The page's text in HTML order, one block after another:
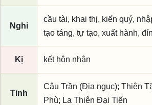
Nghi
cầu tài, khai thị, kiến quý,
tạo táng, tự tạo, xuất hành,
Kị kết hôn nhân
Tinh
Câu Trần (Địa ngục); Thiên
Phù; La Thiên Đại Tiến